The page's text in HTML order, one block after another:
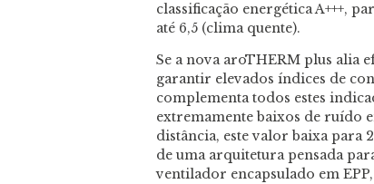
classificação energética A+++,
até 6,5 (clima quente).
Se a nova aroTHERM plus alia
garantir elevados índices de
complementa todos estes
extremamente baixos de ruído
distância, este valor baixa para
de uma arquitetura pensada
ventilador encapsulado em